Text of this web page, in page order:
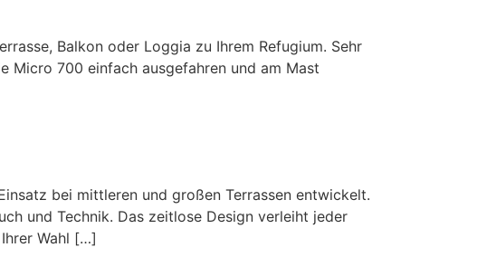
Balkon oder Loggia zu Ihrem Refugium. Sehr
Micro 700 einfach ausgefahren und am Mast
bei mittleren und großen Terrassen entwickelt.
und Technik. Das zeitlose Design verleiht jeder
Wahl […]